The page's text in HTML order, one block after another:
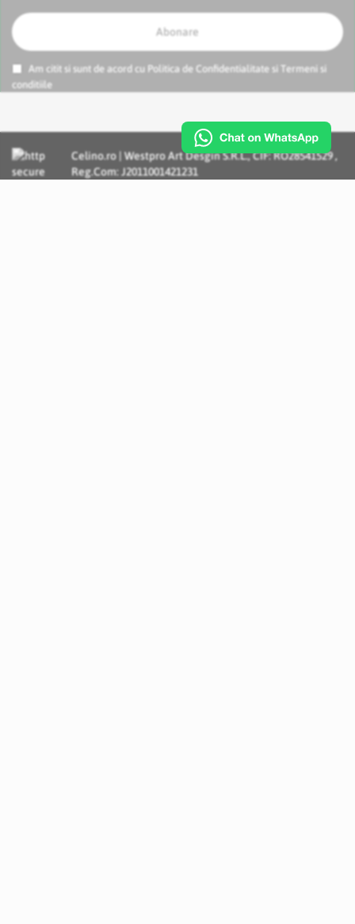
Abonare
Am citit si sunt de acord cu Politica de Confidentialitate si
Termeni si
conditiile
Celino.ro | Westpro Art Desgin S.R.L., CIF: RO28541529 ,
Reg.Com: J2011001421231